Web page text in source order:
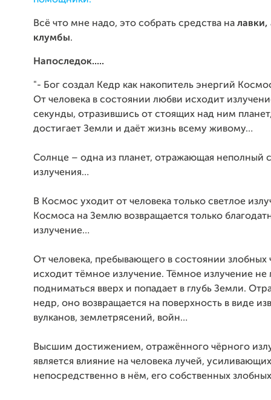
Всё что мне надо, это собрать средства на лавки,
клумбы.
Напоследок.....
"- Бог создал Кедр как накопитель энергий
От человека в состоянии любви исходит
секунды, отразившись от стоящих над ним
достигает Земли и даёт жизнь всему живому…
Солнце – одна из планет, отражающая неполный
излучения…
В Космос уходит от человека только светлое
Космоса на Землю возвращается только
излучение…
От человека, пребывающего в состоянии злобных
исходит тёмное излучение. Тёмное излучение
подниматься вверх и попадает в глубь Земли.
недр, оно возвращается на поверхность в виде
вулканов, землетрясений, войн…
Высшим достижением, отражённого чёрного
является влияние на человека лучей, усиливающих
непосредственно в нём, его собственных